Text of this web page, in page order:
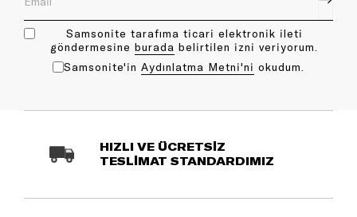
Samsonite tarafıma ticari elektronik ileti
göndermesine bu rada belirtilen izni veriyorum.
Samsonite'in Aydınlatma Metni'ni okudum.
HIZLI VE ÜCRETSİZ
TESLİMAT STANDARDIMIZ